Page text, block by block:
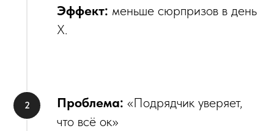
Эффект: меньше сюрпризов в день
Х.
Проблема: «Подрядчик уверяет,
что всё ок»